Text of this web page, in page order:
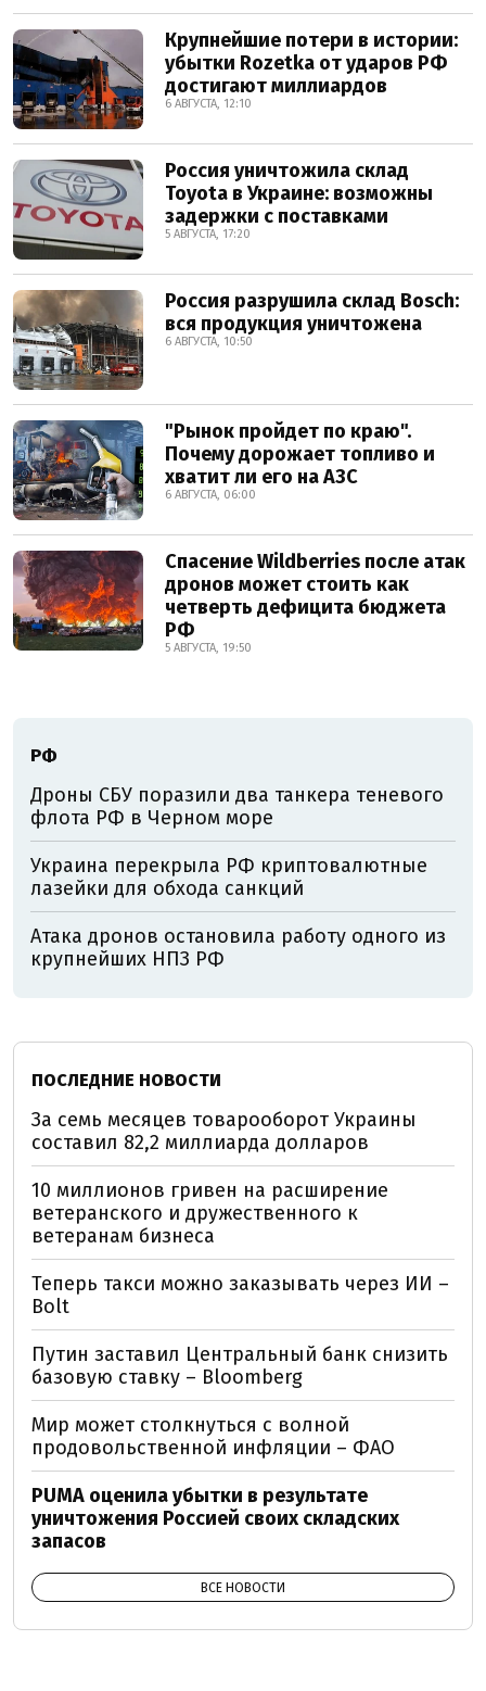
Крупнейшие потери в истории:
убытки Rozetka от ударов РФ
достигают миллиардов
6 АВГУСТА, 12:10
Россия уничтожила склад
Toyota в Украине: возможны
задержки с поставками
5 АВГУСТА, 17:20
Россия разрушила склад Bosch:
вся продукция уничтожена
6 АВГУСТА, 10:50
"Рынок пройдет по краю".
Почему дорожает топливо и
хватит ли его на АЗС
6 АВГУСТА, 06:00
Спасение Wildberries после атак
дронов может стоить как
четверть дефицита бюджета
РФ
5 АВГУСТА, 19:50
РФ
Дроны СБУ поразили два танкера теневого
флота РФ в Черном море
Украина перекрыла РФ криптовалютные
лазейки для обхода санкций
Атака дронов остановила работу одного из
крупнейших НПЗ РФ
ПОСЛЕДНИЕ НОВОСТИ
За семь месяцев товарооборот Украины
составил 82,2 миллиарда долларов
10 миллионов гривен на расширение
ветеранского и дружественного к
ветеранам бизнеса
Теперь такси можно заказывать через ИИ –
Bolt
Путин заставил Центральный банк снизить
базовую ставку – Bloomberg
Мир может столкнуться с волной
продовольственной инфляции – ФАО
PUMA оценила убытки в результате
уничтожения Россией своих складских
запасов
ВСЕ НОВОСТИ